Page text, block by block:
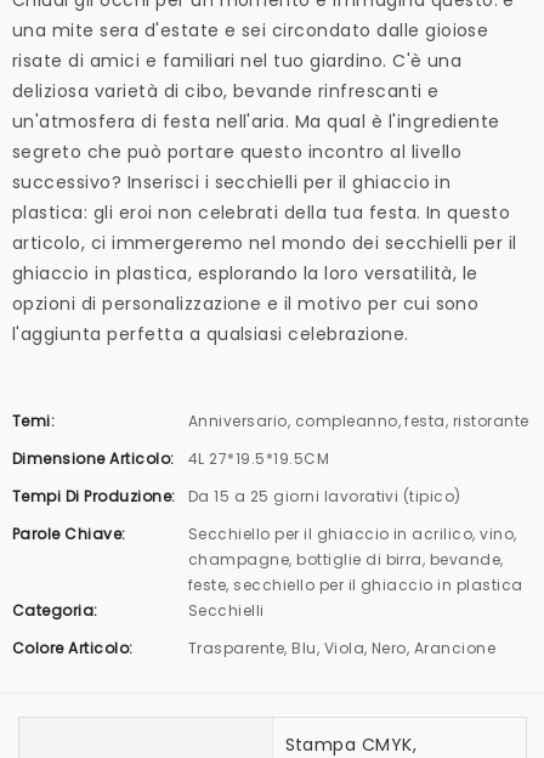
una mite sera d'estate e sei circondato dalle gioiose
risate di amici e familiari nel tuo giardino. C'è una
deliziosa varietà di cibo, bevande rinfrescanti e
un'atmosfera di festa nell'aria. Ma qual è l'ingrediente
segreto che può portare questo incontro al livello
successivo? Inserisci i secchielli per il ghiaccio in
plastica: gli eroi non celebrati della tua festa. In questo
articolo, ci immergeremo nel mondo dei secchielli per il
ghiaccio in plastica, esplorando la loro versatilità, le
opzioni di personalizzazione e il motivo per cui sono
l'aggiunta perfetta a qualsiasi celebrazione.
Temi:
Anniversario, compleanno, festa, ristorante
Dimensione Articolo:
4L 27*19.5*19.5CM
Tempi Di Produzione:
Da 15 a 25 giorni lavorativi (tipico)
Parole Chiave:
Secchiello per il ghiaccio in acrilico, vino,
champagne, bottiglie di birra, bevande,
feste, secchiello per il ghiaccio in plastica
Categoria:
Secchielli
Colore Articolo:
Trasparente, Blu, Viola, Nero, Arancione
Stampa CMYK,